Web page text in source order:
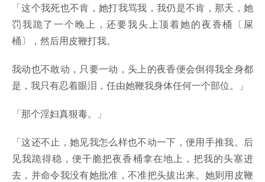
「这个我死也不肯，她打我骂我，我仍是不肯，那天，她
罚我跪了一个晚上，还要我头上顶着她的夜香桶〔屎
桶〕，然后用皮鞭打我。
我动也不敢动，只要一动，头上的夜香便会倒得我全身都
是，我只有忍着眼泪，任由她鞭我身体任何一个部位。」
「那个淫妇真狠毒。」
「这还不止，她见我怎么样也不动一下，便用手推我。后
见我跪得稳，便干脆把夜香桶拿在地上，把我的头塞进
去，并命令我没有她批准，不准把头拔出来。她则用皮鞭